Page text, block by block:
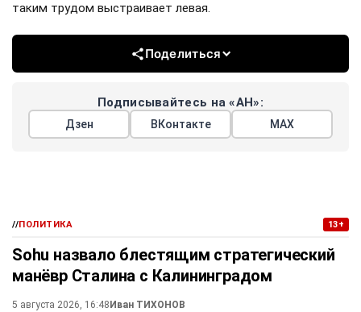
таким трудом выстраивает левая.
Поделиться
Подписывайтесь на «АН»:
Дзен ВКонтакте МАХ
//ПОЛИТИКА 13+
Sohu назвало блестящим стратегический
манёвр Сталина с Калининградом
5 августа 2026, 16:48 Иван ТИХОНОВ